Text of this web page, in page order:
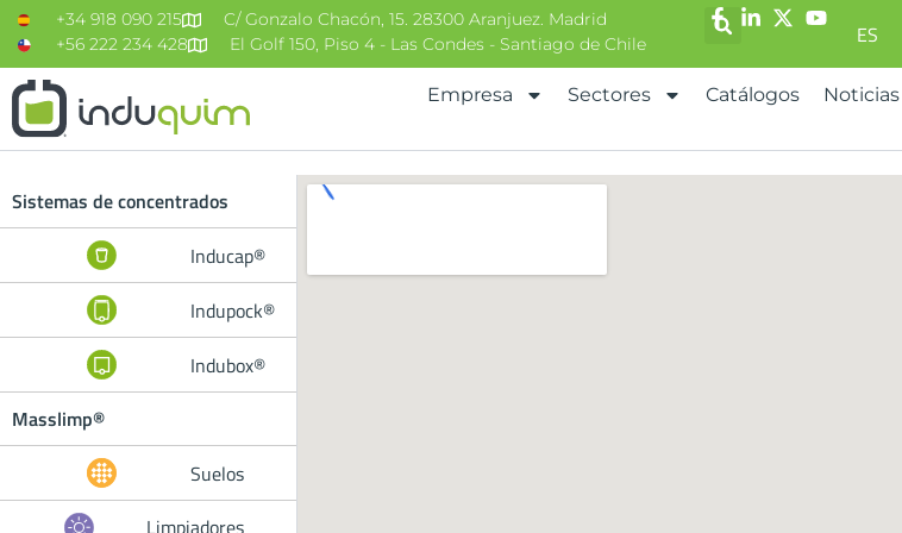
+34 918 090 215
C/ Gonzalo Chacón, 15. 28300 Aranjuez. Madrid
+56 222 234 428
El Golf 150, Piso 4 - Las Condes - Santiago de Chile ES
Empresa Sectores Catálogos Noticias
Sistemas de concentrados
Inducap®
Indupock®
Indubox®
Masslimp®
Suelos